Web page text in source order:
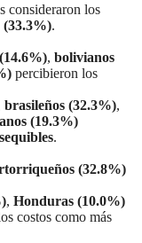
consideraron los
(33.3%).
, bolivianos
percibieron los
brasileños (32.3%),
(19.3%)
.
(32.8%)
, Honduras (10.0%)
costos como más